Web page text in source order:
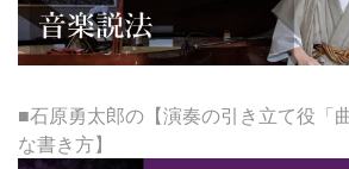
■石原勇太郎の【演奏の引き立て役「
な書き方】